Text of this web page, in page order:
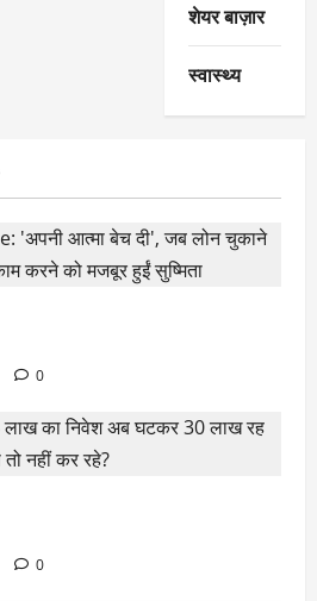
शेयर बाज़ार
स्वास्थ्य
0
0